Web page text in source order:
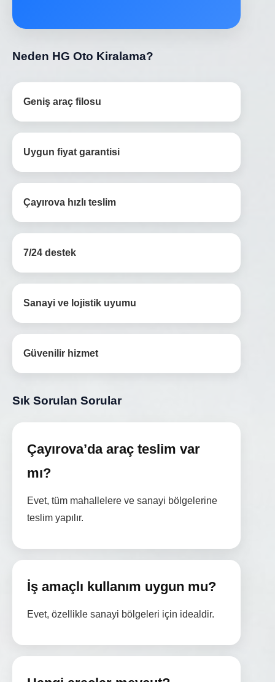
Neden HG Oto Kiralama?
Geniş araç filosu
Uygun fiyat garantisi
Çayırova hızlı teslim
7/24 destek
Sanayi ve lojistik uyumu
Güvenilir hizmet
Sık Sorulan Sorular
Çayırova’da araç teslim var
mı?
Evet, tüm mahallelere ve sanayi bölgelerine
teslim yapılır.
İş amaçlı kullanım uygun mu?
Evet, özellikle sanayi bölgeleri için idealdir.